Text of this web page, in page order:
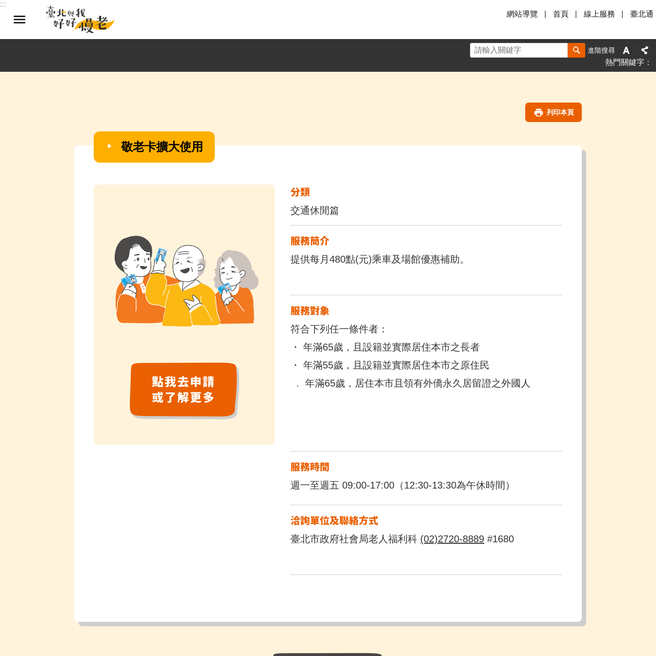
跳到主要內容區塊
:::
網站導覽
首頁 線上服務 臺北通
進階搜尋
熱門關鍵字
列印本頁
敬老卡擴大使用
點我去申請
或了解更多
分類
交通休閒篇
服務簡介
提供每月480點(元)乘車及場館優惠補助。
服務對象
符合下列任一條件者：
・ 年滿65歲，且設籍並實際居住本市之長者
・ 年滿55歲，且設籍並實際居住本市之原住民
. 年滿65歲，居住本市且領有外僑永久居留證之外國人
服務時間
週一至週五 09:00-17:00（12:30-13:30為午休時間）
洽詢單位及聯絡方式
臺北市政府社會局老人福利科 (02)2720-8889 #1680